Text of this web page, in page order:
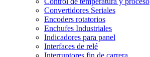
Convertidores Seriales
Encoders rotatorios
Enchufes Industriales
Indicadores para panel
Interfaces de relé